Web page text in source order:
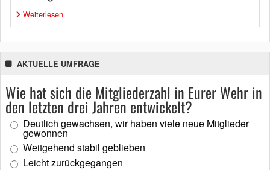
Weiterlesen
AKTUELLE UMFRAGE
Wie hat sich die Mitgliederzahl in Eurer Wehr in
den letzten drei Jahren entwickelt?
Deutlich gewachsen, wir haben viele neue Mitglieder
gewonnen
Weitgehend stabil geblieben
Leicht zurückgegangen